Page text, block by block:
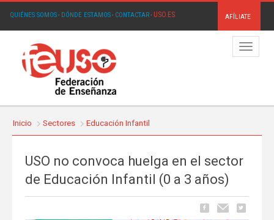
QUIÉNES SOMOS· DÓNDE ESTAMOS· CONTACTAR· USO.ES AFÍLIATE
Menú
Inicio Sectores Educación Infantil
USO no convoca huelga en el sector
de Educación Infantil (0 a 3 años)